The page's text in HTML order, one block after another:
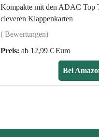
Kompakte mit den ADAC Top
cleveren Klappenkarten
( Bewertungen)
Preis: ab 12,99 € Euro
Bei